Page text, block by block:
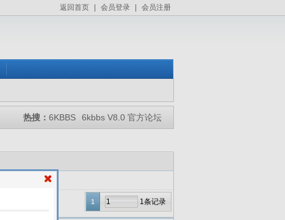
返回首页 会员登录 会员注册
热搜： 6KBBS 6kbbs V8.0 官方论坛
1 1条记录